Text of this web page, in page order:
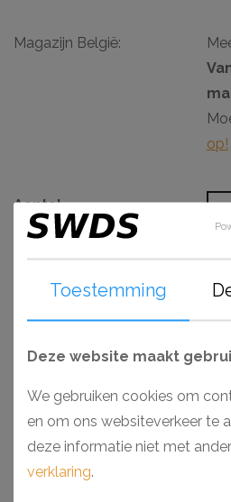
Magazijn België:
op!
Aantal
Omschrijving
De Orac D340 deuromlijsting
Luxxus serie heeft een dikte van
de verbinding van de
vloer. Dit voetstuk, ook wel
ondanks zijn sobere strakke
Specificaties
Toestemming
Deze website maakt
We gebruiken cookies om
en om ons websiteverkeer te
deze informatie niet met
verklaring.